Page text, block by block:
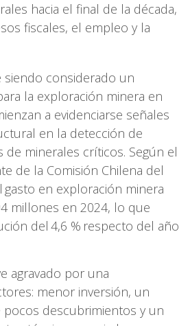
hacia el final de la década,
fiscales, el empleo y la
siendo considerado un
la exploración minera en
a evidenciarse señales
en la detección de
de minerales críticos. Según el
de la Comisión Chilena del
gasto en exploración minera
millones en 2024, lo que
del 4,6 % respecto del año
agravado por una
menor inversión, un
descubrimientos y un